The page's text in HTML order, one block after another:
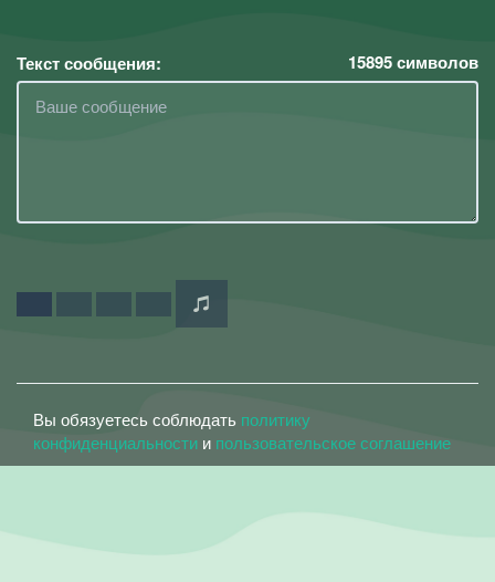
Текст сообщения: 15895символов
Вы обязуетесь соблюдать политику
конфиденциальности и пользовательское соглашение